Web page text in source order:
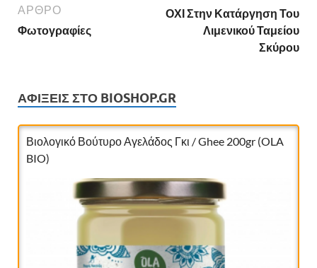
ΆΡΘΡΟ
Φωτογραφίες
ΟΧΙ Στην Κατάργηση Του
Λιμενικού Ταμείου
Σκύρου
ΑΦΊΞΕΙΣ ΣΤΟ BIOSHOP.GR
Νιφάδες από σιτάρι Ζέας ολικής bio 400gr
(Αντωνόπουλος)